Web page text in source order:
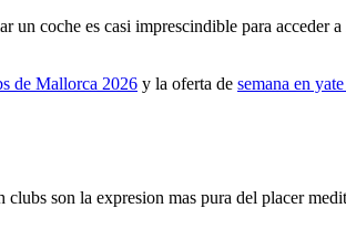
coche es casi imprescindible para acceder
de Mallorca 2026 y la oferta de semana en
son la expresion mas pura del placer